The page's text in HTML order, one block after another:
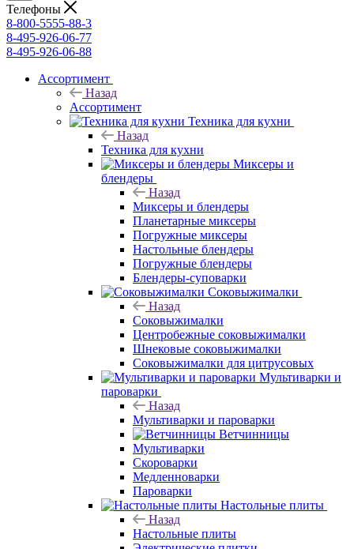
Телефоны
8-800-5555-88-3
8-495-926-06-77
8-495-926-06-88
Ассортимент
Назад
Ассортимент
Техника для кухни
Назад
Техника для кухни
Миксеры и
блендеры
Назад
Миксеры и блендеры
Планетарные миксеры
Погружные миксеры
Настольные блендеры
Погружные блендеры
Блендеры-суповарки
Соковыжималки
Назад
Соковыжималки
Центробежные соковыжималки
Шнековые соковыжималки
Соковыжималки для цитрусовых
Мультиварки и
пароварки
Назад
Мультиварки и пароварки
Ветчинницы
Мультиварки
Скороварки
Медленноварки
Пароварки
Настольные плиты
Назад
Настольные плиты